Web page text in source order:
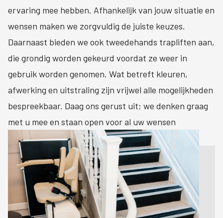
ervaring mee hebben. Afhankelijk van jouw situatie en
wensen maken we zorgvuldig de juiste keuzes.
Daarnaast bieden we ook tweedehands trapliften aan,
die grondig worden gekeurd voordat ze weer in
gebruik worden genomen. Wat betreft kleuren,
afwerking en uitstraling zijn vrijwel alle mogelijkheden
bespreekbaar. Daag ons gerust uit; we denken graag
met u mee en staan open voor al uw wensen